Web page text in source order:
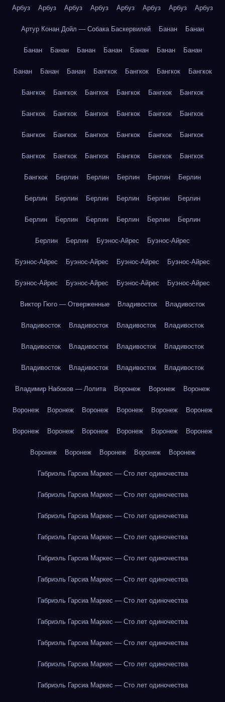
Арбуз Арбуз Арбуз Арбуз Арбуз Арбуз Арбуз Арбуз
Артур Конан Дойл — Собака Баскервилей Банан Банан
Банан Банан Банан Банан Банан Банан Банан
Банан Банан Банан Бангкок Бангкок Бангкок Бангкок
Бангкок Бангкок Бангкок Бангкок Бангкок Бангкок
Бангкок Бангкок Бангкок Бангкок Бангкок Бангкок
Бангкок Бангкок Бангкок Бангкок Бангкок Бангкок
Бангкок Бангкок Бангкок Бангкок Бангкок Бангкок
Бангкок Берлин Берлин Берлин Берлин Берлин
Берлин Берлин Берлин Берлин Берлин Берлин
Берлин Берлин Берлин Берлин Берлин Берлин
Берлин Берлин Буэнос-Айрес Буэнос-Айрес
Буэнос-Айрес Буэнос-Айрес Буэнос-Айрес Буэнос-Айрес
Буэнос-Айрес Буэнос-Айрес Буэнос-Айрес Буэнос-Айрес
Виктор Гюго — Отверженные Владивосток Владивосток
Владивосток Владивосток Владивосток Владивосток
Владивосток Владивосток Владивосток Владивосток
Владивосток Владивосток Владивосток Владивосток
Владимир Набоков — Лолита Воронеж Воронеж Воронеж
Воронеж Воронеж Воронеж Воронеж Воронеж Воронеж
Воронеж Воронеж Воронеж Воронеж Воронеж Воронеж
Воронеж Воронеж Воронеж Воронеж Воронеж
Габриэль Гарсиа Маркес — Сто лет одиночества
Габриэль Гарсиа Маркес — Сто лет одиночества
Габриэль Гарсиа Маркес — Сто лет одиночества
Габриэль Гарсиа Маркес — Сто лет одиночества
Габриэль Гарсиа Маркес — Сто лет одиночества
Габриэль Гарсиа Маркес — Сто лет одиночества
Габриэль Гарсиа Маркес — Сто лет одиночества
Габриэль Гарсиа Маркес — Сто лет одиночества
Габриэль Гарсиа Маркес — Сто лет одиночества
Габриэль Гарсиа Маркес — Сто лет одиночества
Габриэль Гарсиа Маркес — Сто лет одиночества